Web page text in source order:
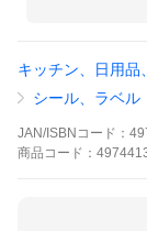
キッチン、日用品
シール、ラベル
JAN/ISBNコード：
商品 コード：